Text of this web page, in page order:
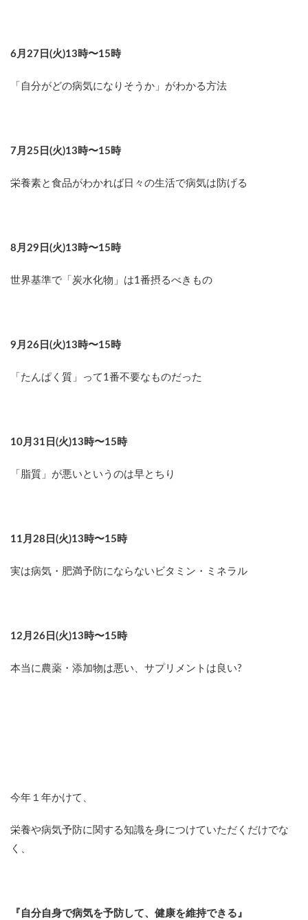
6月27日(火)13時〜15時
「自分がどの病気になりそうか」がわかる方法
7月25日(火)13時〜15時
栄養素と食品がわかれば日々の生活で病気は防げる
8月29日(火)13時〜15時
世界基準で「炭水化物」は1番摂るべきもの
9月26日(火)13時〜15時
「たんぱく質」って1番不要なものだった
10月31日(火)13時〜15時
「脂質」が悪いというのは早とちり
11月28日(火)13時〜15時
実は病気・肥満予防にならないビタミン・ミネラル
12月26日(火)13時〜15時
本当に農薬・添加物は悪い、サプリメントは良い?
今年１年かけて、
栄養や病気予防に関する知識を身につけていただくだけでな
く、
『自分自身で病気を予防して、健康を維持できる』